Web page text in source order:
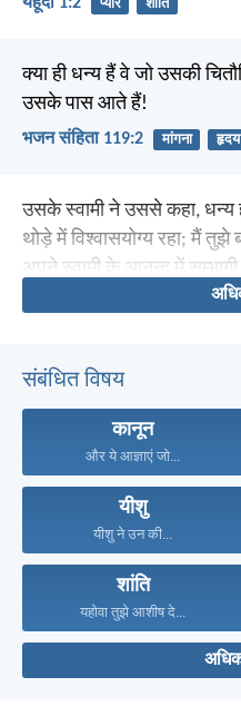
प्यार शांति
क्या ही धन्य हैं वे जो उसकी
उसके पास आते हैं!
भजन संहिता 119:2 मांगना हृदय
उसके स्वामी ने उससे कहा, धन्य
थोड़े में विश्वासयोग्य रहा; मैं
अपने स्वामी के आनन्द में सम्भागी
संबंधित विषय
कानून
और ये आज्ञाएं जो...
यीशु
यीशु ने उन की...
शांति
यहोवा तुझे आशीष दे...